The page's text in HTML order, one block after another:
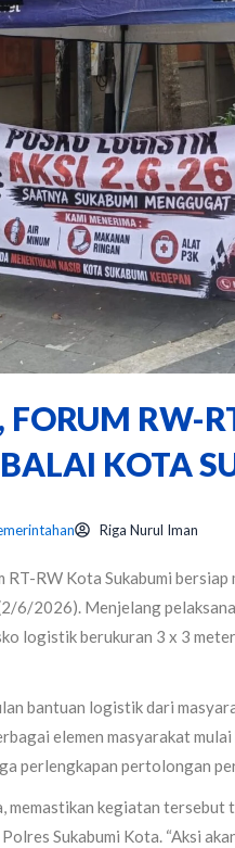
FORUM RW-
KOTA
Riga Nurul Iman
RT-RW Kota Sukabumi
6/2026). Menjelang
logistik berukuran 3 x 3
bantuan logistik dari
elemen masyarakat
perlengkapan pertolongan
kegiatan tersebut
Sukabumi Kota. “Aksi